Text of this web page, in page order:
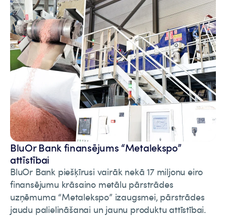
BluOr Bank finansējums “Metalekspo”
attīstībai
BluOr Bank piešķīrusi vairāk nekā 17 miljonu eiro
finansējumu krāsaino metālu pārstrādes
uzņēmuma “Metalekspo” izaugsmei, pārstrādes
jaudu palielināšanai un jaunu produktu attīstībai.